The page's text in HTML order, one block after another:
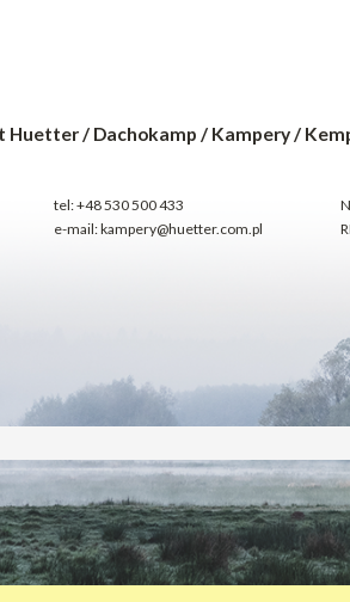
Huetter / Dachokamp / Kampery /
tel:+48 530 500 433
e-mail:kampery@huetter.com.pl